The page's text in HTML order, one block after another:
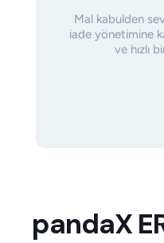
Mal kabulden
iade yönetimine
ve hızlı
pandaX